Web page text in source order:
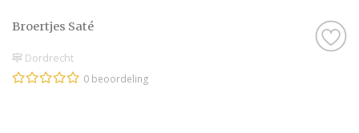
Broertjes Saté
Dordrecht
0 beoordeling